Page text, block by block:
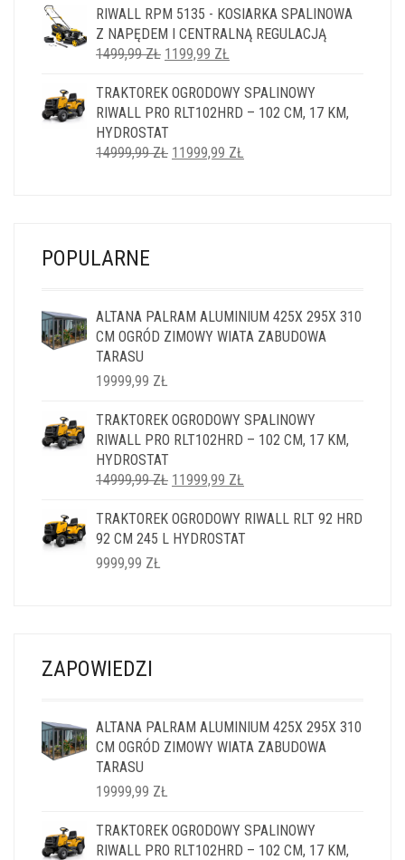
WYNOSIŁA:
5999,99 ZŁ.
WYNOSI:
4999,99 ZŁ.
RIWALL RPM 5135 - KOSIARKA SPALINOWA
Z NAPĘDEM I CENTRALNĄ REGULACJĄ
1499,99ZŁ PIERWOTNA
WYNOSIŁA:
1499,99 ZŁ.
1199,99 ZŁ
WYNOSI:
1199,99 ZŁ.
TRAKTOREK OGRODOWY SPALINOWY
RIWALL PRO RLT102HRD – 102 CM, 17 KM,
HYDROSTAT
14999,99ZŁ PIERWOTNA
11999,99 ZŁ
POPULARNE
ALTANA PALRAM ALUMINIUM 425X 295X 310
CM OGRÓD ZIMOWY WIATA ZABUDOWA
TARASU
19999,99 ZŁ
TRAKTOREK OGRODOWY SPALINOWY
RIWALL PRO RLT102HRD – 102 CM, 17 KM,
HYDROSTAT
14999,99ZŁ PIERWOTNA
WYNOSIŁA:
14999,99 ZŁ.
11999,99 ZŁ
WYNOSI:
11999,99 ZŁ.
TRAKTOREK OGRODOWY RIWALL RLT 92 HRD
92 CM 245 L HYDROSTAT
9999,99 ZŁ
ZAPOWIEDZI
ALTANA PALRAM ALUMINIUM 425X 295X 310
CM OGRÓD ZIMOWY WIATA ZABUDOWA
TARASU
19999,99 ZŁ
TRAKTOREK OGRODOWY SPALINOWY
RIWALL PRO RLT102HRD – 102 CM, 17 KM,